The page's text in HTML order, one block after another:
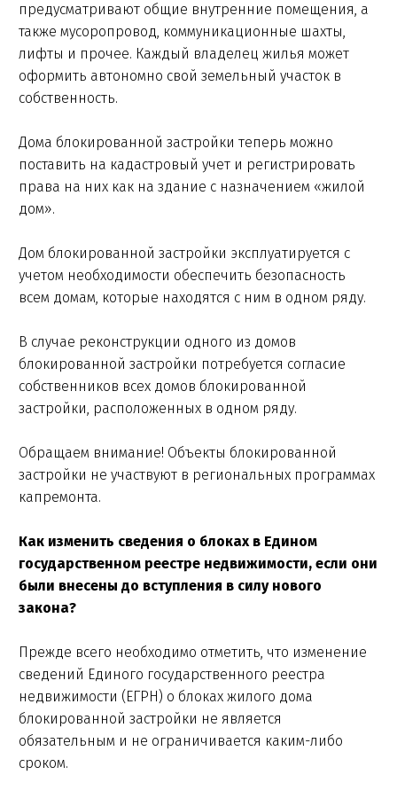
предусматривают общие внутренние помещения, а
также мусоропровод, коммуникационные шахты,
лифты и прочее. Каждый владелец жилья может
оформить автономно свой земельный участок в
собственность.
Дома блокированной застройки теперь можно
поставить на кадастровый учет и регистрировать
права на них как на здание с назначением «жилой
дом».
Дом блокированной застройки эксплуатируется с
учетом необходимости обеспечить безопасность
всем домам, которые находятся с ним в одном ряду.
В случае реконструкции одного из домов
блокированной застройки потребуется согласие
собственников всех домов блокированной
застройки, расположенных в одном ряду.
Обращаем внимание! Объекты блокированной
застройки не участвуют в региональных программах
капремонта.
Как изменить сведения о блоках в Едином
государственном реестре недвижимости, если они
были внесены до вступления в силу нового
закона?
Прежде всего необходимо отметить, что изменение
сведений Единого государственного реестра
недвижимости (ЕГРН) о блоках жилого дома
блокированной застройки не является
обязательным и не ограничивается каким-либо
сроком.